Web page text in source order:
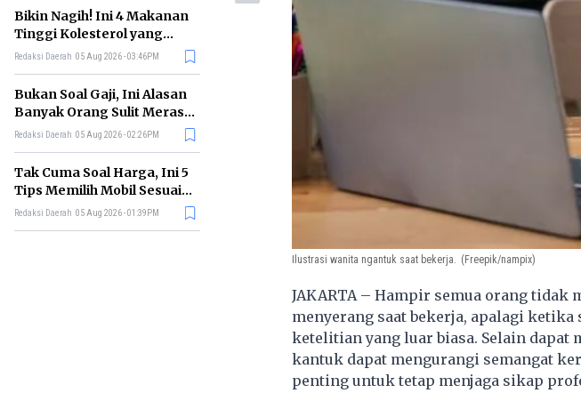
Bikin Nagih! Ini 4 Makanan
Tinggi Kolesterol yang
Sebaiknya Dikurangi
Redaksi Daerah 05 Aug 2026 - 03:46PM
Bukan Soal Gaji, Ini Alasan
Banyak Orang Sulit Merasa
Cukup
Redaksi Daerah 05 Aug 2026 - 02:26PM
Tak Cuma Soal Harga, Ini 5
Tips Memilih Mobil Sesuai
Kebutuhan
Redaksi Daerah 05 Aug 2026 - 01:39PM
Ilustrasi wanita ngantuk saat bekerja. (Freepik/nampix)
JAKARTA – Hampir semua orang tidak
menyerang saat bekerja, apalagi
ketelitian yang luar biasa. Selain dapat
kantuk dapat mengurangi semangat
penting untuk tetap menjaga sikap